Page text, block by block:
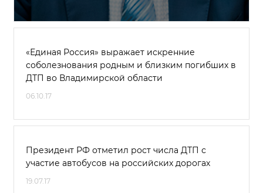
«Единая Россия» выражает искренние
соболезнования родным и близким погибших в
ДТП во Владимирской области
06.10.17
Президент РФ отметил рост числа ДТП с
участие автобусов на российских дорогах
19.07.17